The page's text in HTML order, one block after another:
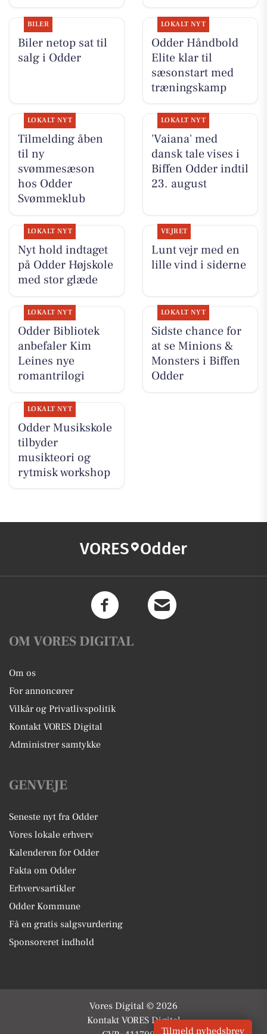
BILER
Biler netop sat til
salg i Odder
LOKALT NYT
Odder Håndbold
Elite klar til
sæsonstart med
træningskamp
LOKALT NYT
Tilmelding åben
til ny
svømmesæson
hos Odder
Svømmeklub
LOKALT NYT
'Vaiana' med
dansk tale vises i
Biffen Odder indtil
23. august
LOKALT NYT
Nyt hold indtaget
på Odder Højskole
med stor glæde
VEJRET
Lunt vejr med en
lille vind i siderne
LOKALT NYT
Odder Bibliotek
anbefaler Kim
Leines nye
romantrilogi
LOKALT NYT
Sidste chance for
at se Minions &
Monsters i Biffen
Odder
LOKALT NYT
Odder Musikskole
tilbyder
musikteori og
rytmisk workshop
VORES Odder
OM VORES DIGITAL
Om os
For annoncører
Vilkår og Privatlivspolitik
Kontakt VORES Digital
Administrer samtykke
GENVEJE
Seneste nyt fra Odder
Vores lokale erhverv
Kalenderen for Odder
Fakta om Odder
Erhvervsartikler
Odder Kommune
Få en gratis salgsvurdering
Sponsoreret indhold
Vores Digital © 2026
Kontakt VORES Digital
Tilmeld nyhedsbrev